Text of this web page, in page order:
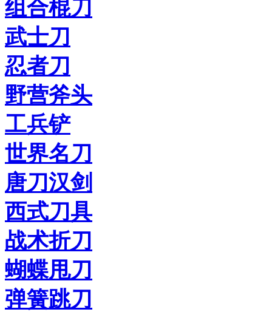
组合棍刀
武士刀
忍者刀
野营斧头
工兵铲
世界名刀
唐刀汉剑
西式刀具
战术折刀
蝴蝶甩刀
弹簧跳刀